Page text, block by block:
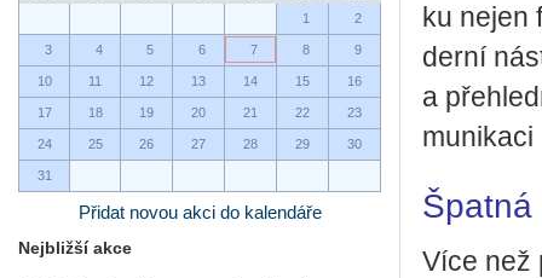
1
2
3 4 5 6 7 8 9
10 11 12 13 14 15 16
17 18 19 20 21 22 23
24 25 26 27 28 29 30
31
Přidat novou akci do kalendáře
Nejbližší akce
ku nejen
der­ní
a
mu­ni­ka­ci
Špatná
Více než